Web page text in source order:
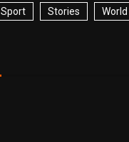
Sport Stories World